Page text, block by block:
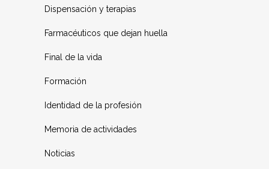
Dispensación y terapias
Farmacéuticos que dejan huella
Final de la vida
Formación
Identidad de la profesión
Memoria de actividades
Noticias